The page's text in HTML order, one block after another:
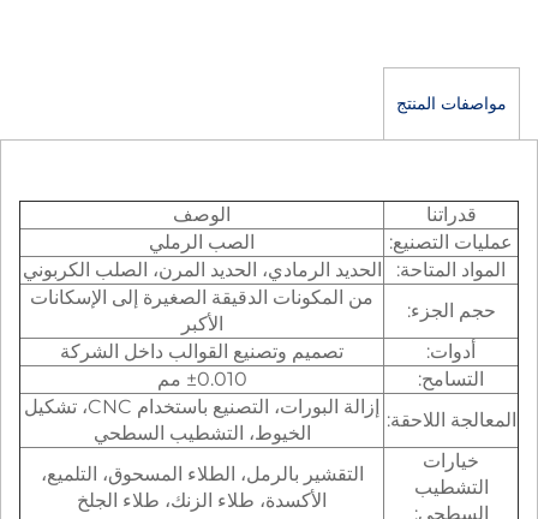
الصب الرملي
الحديد الرمادي، الحديد المرن، الصلب الكربوني
من المكونات الدقيقة الصغيرة إلى الإسكانات
تصميم وتصنيع القوالب داخل الشركة
إزالة البورات، التصنيع باستخدام CNC، تشكيل
الخيوط، التشطيب السطحي
التقشير بالرمل، الطلاء المسحوق، التلميع،
الأكسدة، طلاء الزنك، طلاء الجلخ